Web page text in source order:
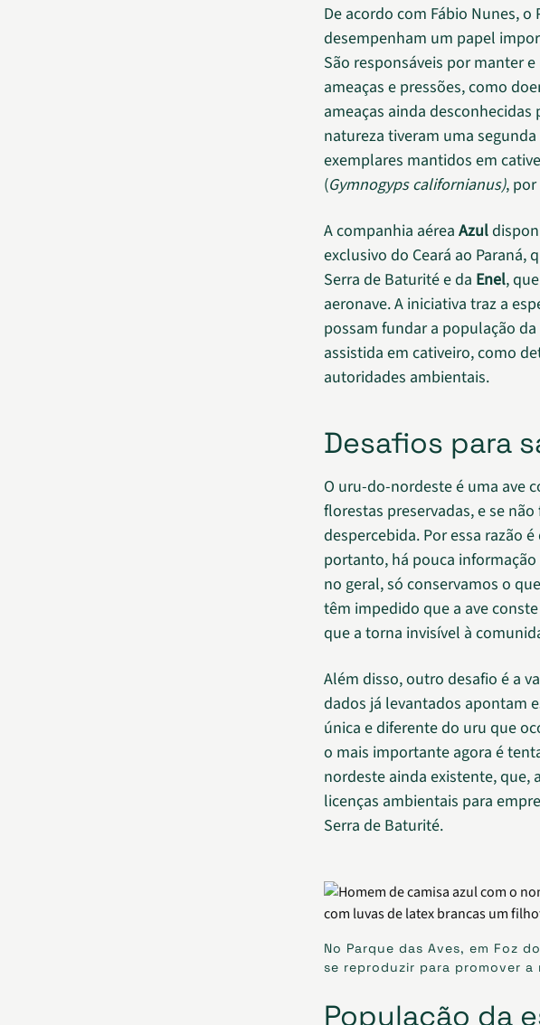
De acordo com Fábio Nunes,
desempenham um papel
São responsáveis por manter
ameaças e pressões, como
ameaças ainda
natureza tiveram uma
exemplares mantidos em
(Gymnogyps californianus), por
A companhia aérea Azul
exclusivo do Ceará ao
Serra de Baturité e da Enel,
aeronave. A iniciativa traz a
possam fundar a população
assistida em cativeiro, como
autoridades ambientais.
Desafios para
O uru-do-nordeste é uma ave
florestas preservadas, e se
despercebida. Por essa razão
portanto, há pouca
no geral, só conservamos o
têm impedido que a ave
que a torna invisível à
Além disso, outro desafio é a
dados já levantados apontam
única e diferente do uru que
o mais importante agora é
nordeste ainda existente, que,
licenças ambientais para
Serra de Baturité.
No Parque das Aves, em Foz
se reproduzir para promover
População da